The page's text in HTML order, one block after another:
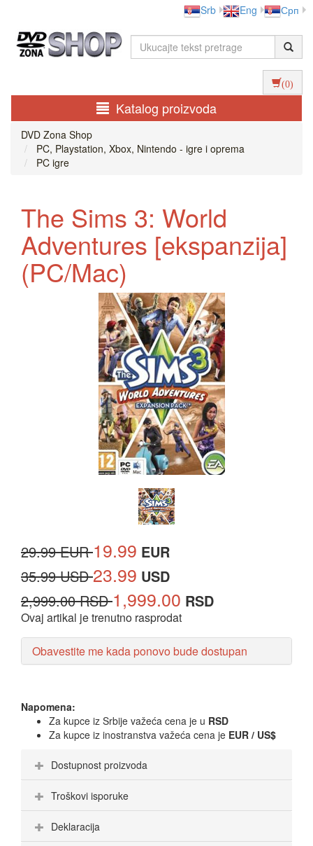
Srb Eng Срп
(0)
Katalog proizvoda
DVD Zona Shop
PC, Playstation, Xbox, Nintendo - igre i oprema
PC igre
The Sims 3: World
Adventures [ekspanzija]
(PC/Mac)
29.99 EUR19.99 EUR
35.99 USD23.99 USD
2,999.00 RSD1,999.00 RSD
Ovaj artikal je trenutno rasprodat
Obavestite me kada ponovo bude dostupan
Napomena:
Za kupce iz Srbije važeća cena je u RSD
Za kupce iz inostranstva važeća cena je EUR / US$
Dostupnost proizvoda
Troškovi isporuke
Deklaracija